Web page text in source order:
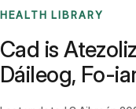
HEALTH LIBRARY
Cad is
Dáileog, Fo-